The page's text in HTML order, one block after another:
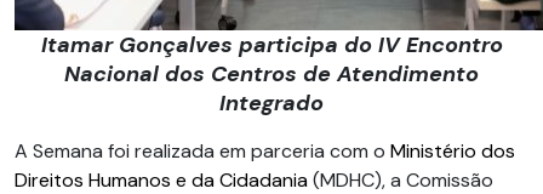
Itamar Gonçalves participa do IV Encontro
Nacional dos Centros de Atendimento
Integrado
A Semana foi realizada em parceria com o Ministério dos
Direitos Humanos e da Cidadania(MDHC), a Comissão